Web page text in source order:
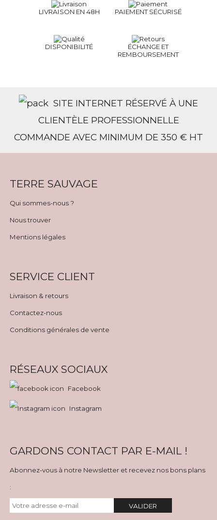
LIVRAISON EN 48H PAIEMENT SÉCURISÉ
DISPONIBILITÉ
ÉCHANGE ET
REMBOURSEMENT
SITE INTERNET RÉSERVÉ À UNE
CLIENTÈLE PROFESSIONNELLE
COMMANDE AVEC MINIMUM DE 350 € HT
TERRE SAUVAGE
Qui sommes-nous ?
Nous trouver
Mentions légales
SERVICE CLIENT
Livraison & retours
Contactez-nous
Conditions générales de vente
RÉSEAUX SOCIAUX
Facebook
Instagram
GARDONS CONTACT PAR E-MAIL !
Abonnez-vous à notre Newsletter et recevez nos bons plans
:
VALIDER